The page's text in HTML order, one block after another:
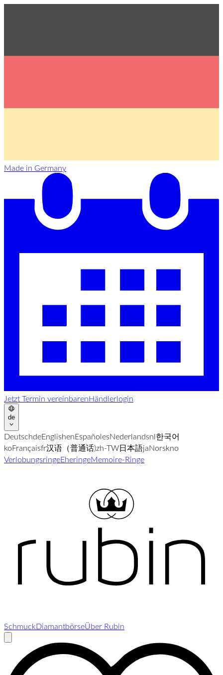
Made in Germany
Jetzt Termin vereinbarenHändlerlogin
de
DeutschdeEnglishenEspañolesNederlandsnl한국어
koFrançaisfr汉语（普通话)zh-TW日本語jaNorskno
VerlobungsringeEheringeMemoire-Ringe
SchmuckDiamantbörseÜber Rubin